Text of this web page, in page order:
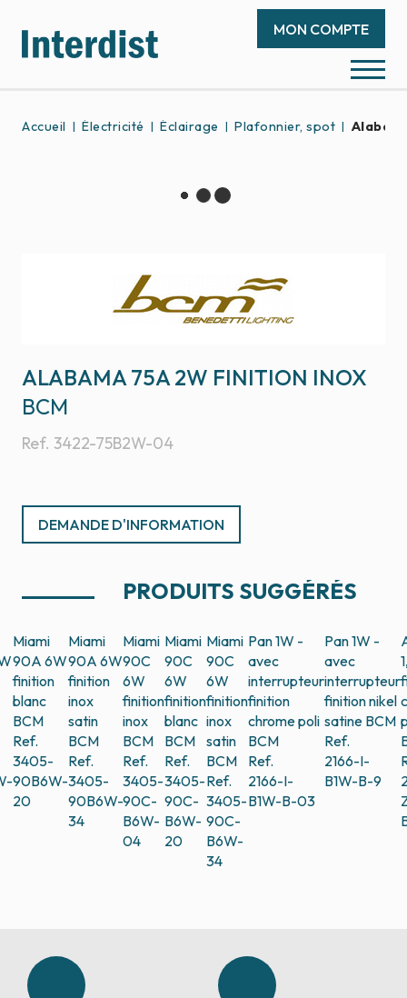
MON COMPTE
Accueil Électricité Éclairage Plafonnier, spot
ALABAMA 75A 2W FINITION INOX
Ref. 3422-75B2W-04
BCM
DEMANDE D'INFORMATION
PRODUITS SUGGÉRÉS
Miami
90A 6W
finition
blanc
BCM
Ref.
3405-
90B6W-
20
Miami
90A 6W
finition
inox
satin
BCM
Ref.
3405-
90B6W-
34
Miami
90C
6W
finition
inox
BCM
Ref.
3405-
90C-
B6W-
04
Miami
90C
6W
finition
blanc
BCM
Ref.
3405-
90C-
B6W-
20
Miami
90C
6W
finition
inox
satin
BCM
Ref.
3405-
90C-
B6W-
34
Pan 1W -
avec
interrupteur
finition
chrome poli
BCM
Ref.
2166-I-
B1W-B-03
Pan 1W -
avec
interrupteur
finition nikel
satine BCM
Ref.
2166-I-
B1W-B-9